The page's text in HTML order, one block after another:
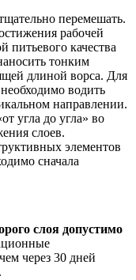
перемешать.
рабочей
питьевого качества
тонким
длиной ворса. Для
водить
направлении.
угла до угла» во
слоев.
элементов
сначала
слоя допустимо
через 30 дней